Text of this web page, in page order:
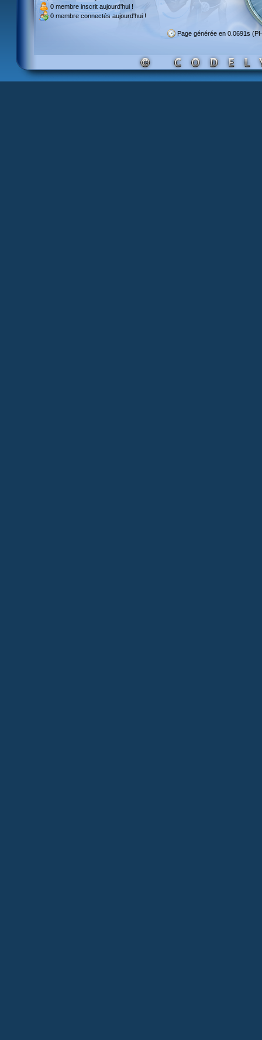
0 membre inscrit aujourd'hui !
0 membre connectés aujourd'hui !
Page générée en 0.0691s